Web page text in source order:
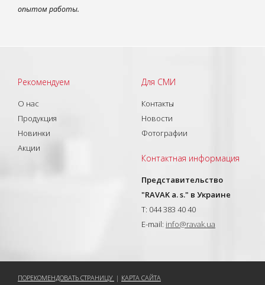
опытом работы.
Рекомендуем
О нас
Продукция
Новинки
Акции
Для СМИ
Контакты
Новости
Фотографии
Контактная информация
Представительство
"RAVAK a. s." в Украине
T: 044 383 40 40
E-mail: info@ravak.ua
ПОРЕКОМЕНДОВАТЬ СТРАНИЦУ | КАРТА САЙТА